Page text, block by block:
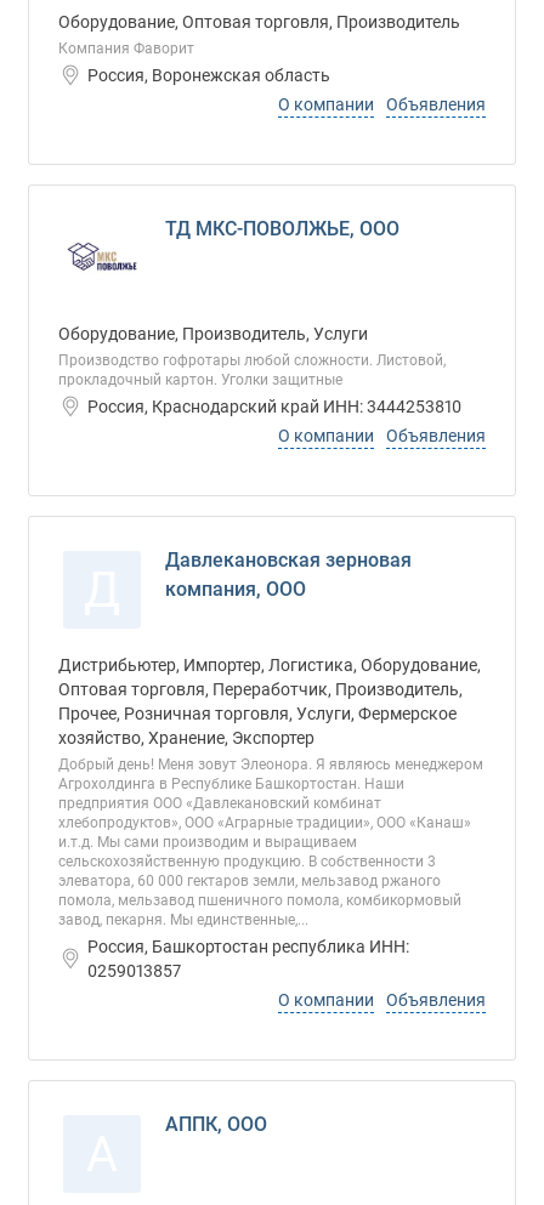
Оборудование, Оптовая торговля, Производитель
Компания Фаворит
Россия, Воронежская область
О компании
Объявления
ТД МКС-ПОВОЛЖЬЕ, ООО
Оборудование, Производитель, Услуги
Производство гофротары любой сложности. Листовой,
прокладочный картон. Уголки защитные
Россия, Краснодарский край ИНН: 3444253810
О компании
Объявления
Давлекановская зерновая
компания, ООО
Дистрибьютер, Импортер, Логистика, Оборудование,
Оптовая торговля, Переработчик, Производитель,
Прочее, Розничная торговля, Услуги, Фермерское
хозяйство, Хранение, Экспортер
Добрый день! Меня зовут Элеонора. Я являюсь менеджером
Агрохолдинга в Республике Башкортостан. Наши
предприятия ООО «Давлекановский комбинат
хлебопродуктов», ООО «Аграрные традиции», ООО «Канаш»
и.т.д. Мы сами производим и выращиваем
сельскохозяйственную продукцию. В собственности 3
элеватора, 60 000 гектаров земли, мельзавод ржаного
помола, мельзавод пшеничного помола, комбикормовый
завод, пекарня. Мы единственные,...
Россия, Башкортостан республика ИНН:
0259013857
О компании
Объявления
АППК, ООО